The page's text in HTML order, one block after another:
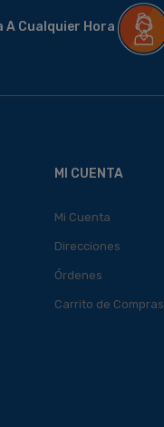
A Cualquier Hora
MI CUENTA
Mi Cuenta
Direcciones
Órdenes
Carrito de Compras